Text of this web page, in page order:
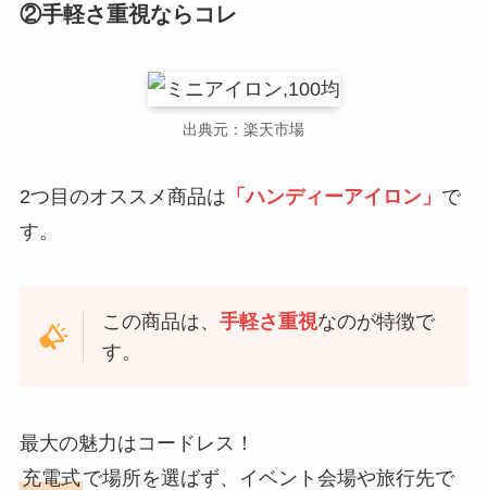
②手軽さ重視ならコレ
出典元：楽天市場
2つ目のオススメ商品は 「ハンディーアイロン」 で
す。
この商品は、手軽さ重視なのが特徴で
す。
最大の魅力はコードレス！
充電式で場所を選ばず、イベント会場や旅行先で